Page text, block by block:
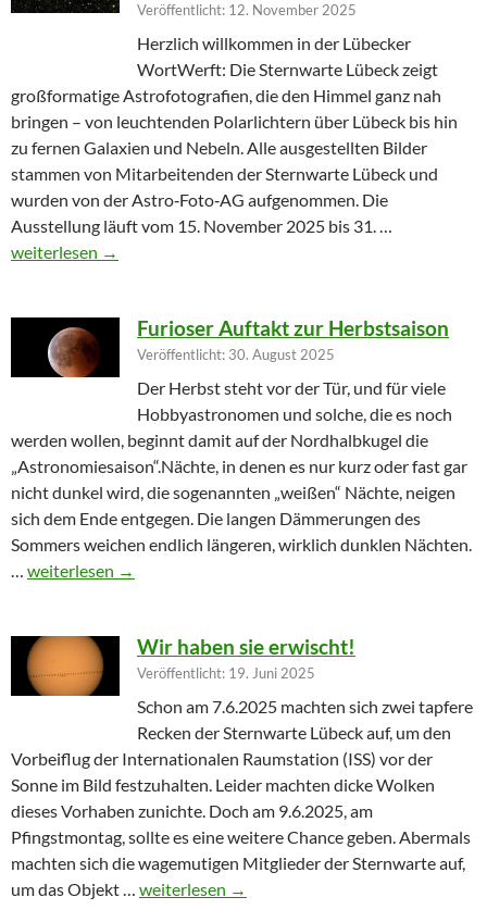
Veröffentlicht: 12. November 2025
Herzlich willkommen in der Lübecker
WortWerft: Die Sternwarte Lübeck zeigt
großformatige Astrofotografien, die den Himmel ganz nah
bringen – von leuchtenden Polarlichtern über Lübeck bis hin
zu fernen Galaxien und Nebeln. Alle ausgestellten Bilder
stammen von Mitarbeitenden der Sternwarte Lübeck und
wurden von der Astro‑Foto‑AG aufgenommen. Die
Ausstellung läuft vom 15. November 2025 bis 31. …
Zwischen Wort und Weltall – Abheben erwünscht!
weiterlesen →
Furioser Auftakt zur Herbstsaison
Veröffentlicht: 30. August 2025
Der Herbst steht vor der Tür, und für viele
Hobbyastronomen und solche, die es noch
werden wollen, beginnt damit auf der Nordhalbkugel die
„Astronomiesaison“.Nächte, in denen es nur kurz oder fast gar
nicht dunkel wird, die sogenannten „weißen“ Nächte, neigen
sich dem Ende entgegen. Die langen Dämmerungen des
Sommers weichen endlich längeren, wirklich dunklen Nächten.
… Furioser Auftakt zur Herbstsaison
weiterlesen →
Wir haben sie erwischt!
Veröffentlicht: 19. Juni 2025
Schon am 7.6.2025 machten sich zwei tapfere
Recken der Sternwarte Lübeck auf, um den
Vorbeiflug der Internationalen Raumstation (ISS) vor der
Sonne im Bild festzuhalten. Leider machten dicke Wolken
dieses Vorhaben zunichte. Doch am 9.6.2025, am
Pfingstmontag, sollte es eine weitere Chance geben. Abermals
machten sich die wagemutigen Mitglieder der Sternwarte auf,
um das Objekt … Wir haben sie erwischt!
weiterlesen →